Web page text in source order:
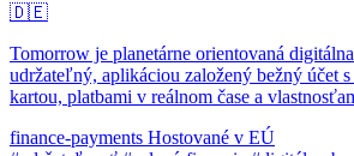
🇩🇪
Tomorrow je planetárne orientovaná
udržateľný, aplikáciou založený bežný účet
kartou, platbami v reálnom čase a
finance-payments Hostované v EÚ